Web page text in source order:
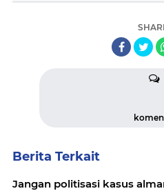
Berita Terkait
Jangan politisasi kasus